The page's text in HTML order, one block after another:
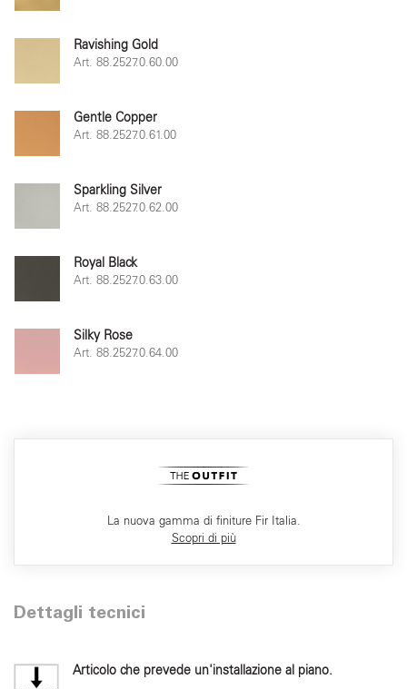
Ravishing Gold
Art. 88.2527.0.60.00
Gentle Copper
Art. 88.2527.0.61.00
Sparkling Silver
Art. 88.2527.0.62.00
Royal Black
Art. 88.2527.0.63.00
Silky Rose
Art. 88.2527.0.64.00
La nuova gamma di finiture Fir Italia.
Scopri di più
Dettagli tecnici
Articolo che prevede un'installazione al piano.